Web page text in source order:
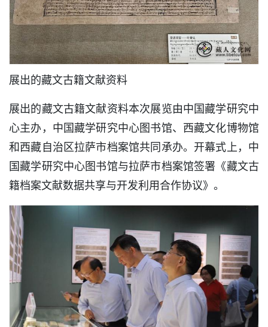
展出的藏文古籍文献资料
展出的藏文古籍文献资料本次展览由中国藏学研究中
心主办，中国藏学研究中心图书馆、西藏文化博物馆
和西藏自治区拉萨市档案馆共同承办。开幕式上，中
国藏学研究中心图书馆与拉萨市档案馆签署《藏文古
籍档案文献数据共享与开发利用合作协议》。